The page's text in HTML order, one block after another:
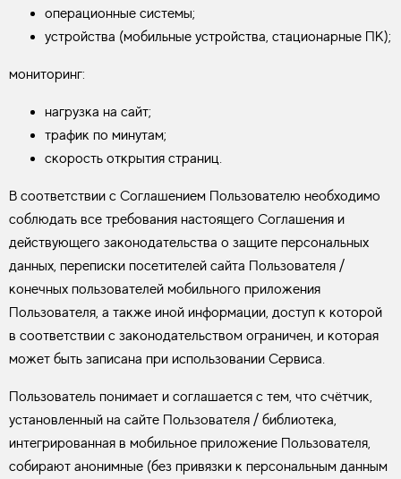
операционные системы;
устройства (мобильные устройства, стационарные ПК);
мониторинг:
нагрузка на сайт;
трафик по минутам;
скорость открытия страниц.
В соответствии с Соглашением Пользователю необходимо
соблюдать все требования настоящего Соглашения и
действующего законодательства о защите персональных
данных, переписки посетителей сайта Пользователя /
конечных пользователей мобильного приложения
Пользователя, а также иной информации, доступ к которой
в соответствии с законодательством ограничен, и которая
может быть записана при использовании Сервиса.
Пользователь понимает и соглашается с тем, что счётчик,
установленный на сайте Пользователя / библиотека,
интегрированная в мобильное приложение Пользователя,
собирают анонимные (без привязки к персональным данным